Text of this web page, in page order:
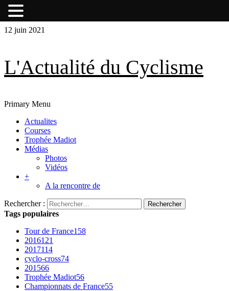
Skip
Skip
12 juin 2021
L'Actualité du Cyclisme
Primary Menu
Actualites
Courses
Trophée Madiot
Médias
Photos
Vidéos
+
A la rencontre de
Rechercher :
Tags populaires
Tour de France158
2016121
2017114
cyclo-cross74
201566
Trophée Madiot56
Championnats de France55